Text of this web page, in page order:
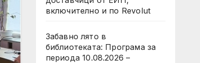
включително и по Revolut
Забавно лято в
библиотекатa: Програма за
периода 10.08.2026 –